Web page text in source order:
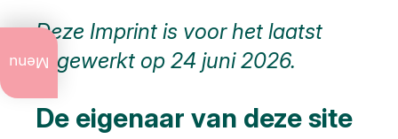
Actueel
te doen
Jaarlijkse
evenementen
Menu
Deze Imprint is voor het laatst
bijgewerkt op 24 juni 2026.
De eigenaar van deze site